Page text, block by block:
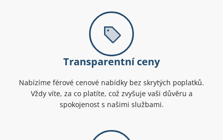
Transparentní ceny
Nabízíme férové cenové nabídky bez skrytých poplatků.
Vždy víte, za co platíte, což zvyšuje vaši důvěru a
spokojenost s našimi službami.